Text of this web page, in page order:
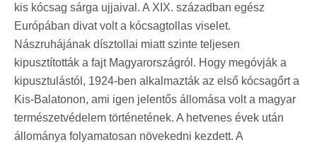
kis kócsag sárga ujjaival. A XIX. században egész
Európában divat volt a kócsagtollas viselet.
Nászruhájának dísztollai miatt szinte teljesen
kipusztították a fajt Magyarországról. Hogy megóvják a
kipusztulástól, 1924-ben alkalmazták az első kócsagőrt a
Kis-Balatonon, ami igen jelentős állomása volt a magyar
természetvédelem történetének. A hetvenes évek után
állománya folyamatosan növekedni kezdett. A